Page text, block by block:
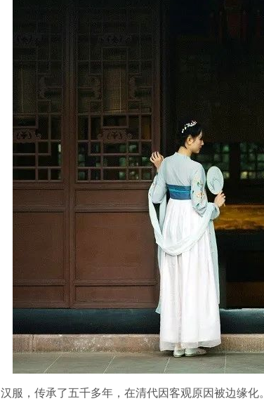
汉服，传承了五千多年，在清代因客观原因被边缘